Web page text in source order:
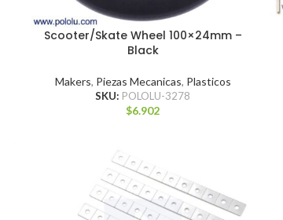
Scooter/Skate Wheel 100×24mm –
Black
Makers, Piezas Mecanicas, Plasticos
SKU: POLOLU-3278
$6.902